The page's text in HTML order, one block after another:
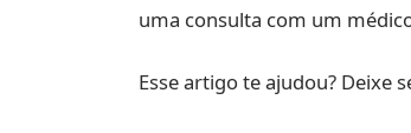
uma consulta com um
Esse artigo te ajudou? Deixe